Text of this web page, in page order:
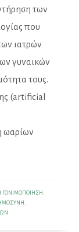
των
που
ιατρών
γυναικών
τους.
(artificial
ωαρίων
ΓΟΝΙΜΟΠΟΊΗΣΗ ,
,